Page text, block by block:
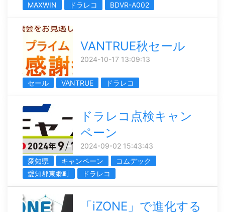
MAXWIN
ドラレコ BDVR-A002
VANTRUE秋セール
2024-10-17 13:09:13
セール VANTRUE ドラレコ
ドラレコ点検キャン
ペーン
2024-09-02 15:43:43
愛知県
キャンペーン
コムデック
愛知郡東郷町
ドラレコ
「iZONE」で進化する